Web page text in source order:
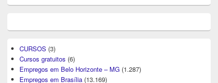
CURSOS (3)
Cursos gratuitos (6)
Empregos em Belo Horizonte – MG (1.287)
Empregos em Brasília (13.169)